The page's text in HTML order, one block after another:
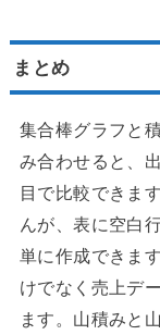
まとめ
集合棒グラフと
み合わせると、
目で比較できま
んが、表に空白
単に作成できま
けでなく売上デ
ます。山積みと